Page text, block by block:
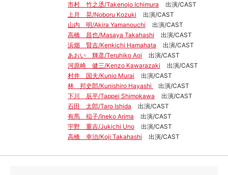
市村 竹之丞/Takenojo Ichimura
出演/CAST
上月 晃/Noboru Kozuki
出演/CAST
山内 明/Akira Yamanouchi
出演/CAST
高橋 昌也/Masaya Takahashi
出演/CAST
浜畑 賢吉/Kenkichi Hamahata
出演/CAST
あおい 輝彦/Teruhiko Aoi
出演/CAST
河原崎 健三/Kenzo Kawarazaki
出演/CAST
村井 国夫/Kunio Murai
出演/CAST
林 邦史郎/Kunishiro Hayashi
出演/CAST
下川 辰平/Tappei Shimokawa
出演/CAST
石田 太郎/Taro Ishida
出演/CAST
有馬 稲子/Ineko Arima
出演/CAST
宇野 重吉/Jukichi Uno
出演/CAST
高橋 幸治/Koji Takahashi
出演/CAST